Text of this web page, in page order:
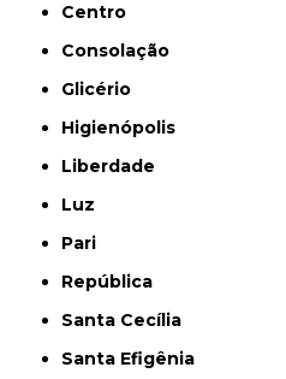
Centro
Consolação
Glicério
Higienópolis
Liberdade
Luz
Pari
República
Santa Cecília
Santa Efigênia